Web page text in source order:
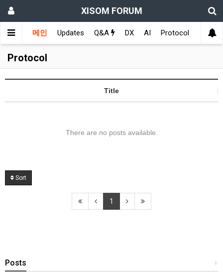
XISOM FORUM
메인 Updates Q&A DX AI Protocol
Protocol
Title
There are no posts available.
Sort
1
+
Posts